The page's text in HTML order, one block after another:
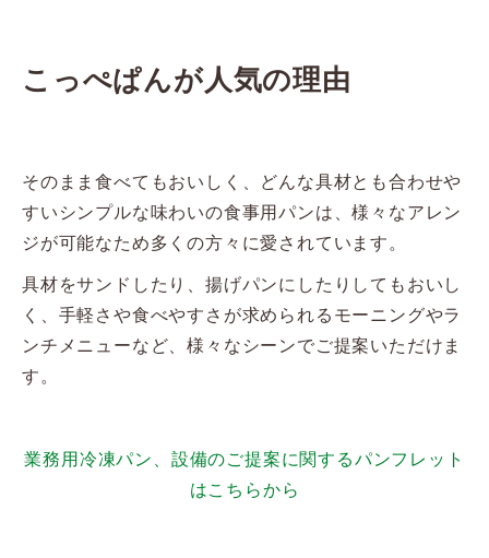
こっぺぱんが人気の理由
そのまま食べてもおいしく、どんな具材とも合わせや
すいシンプルな味わいの食事用パンは、様々なアレン
ジが可能なため多くの方々に愛されています。
具材をサンドしたり、揚げパンにしたりしてもおいし
く、手軽さや食べやすさが求められるモーニングやラ
ンチメニューなど、様々なシーンでご提案いただけま
す。
業務用冷凍パン、設備のご提案に関するパンフレット
はこちらから